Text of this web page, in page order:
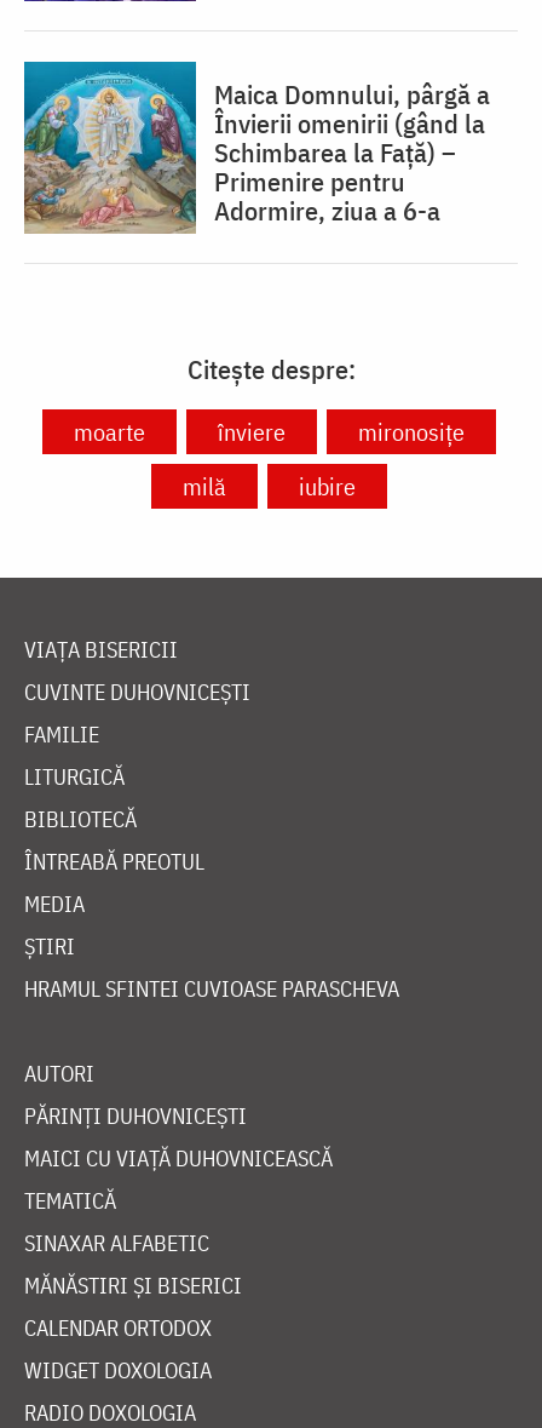
Maica Domnului, pârgă a
Învierii omenirii (gând la
Schimbarea la Față) –
Primenire pentru
Adormire, ziua a 6-a
Citește despre:
moarte înviere
mironosițe
milă
iubire
VIAȚA BISERICII
CUVINTE DUHOVNICEȘTI
FAMILIE
LITURGICĂ
BIBLIOTECĂ
ÎNTREABĂ PREOTUL
MEDIA
ȘTIRI
HRAMUL SFINTEI CUVIOASE PARASCHEVA
AUTORI
PĂRINȚI DUHOVNICEȘTI
MAICI CU VIAȚĂ DUHOVNICEASCĂ
TEMATICĂ
SINAXAR ALFABETIC
MĂNĂSTIRI ȘI BISERICI
CALENDAR ORTODOX
WIDGET DOXOLOGIA
RADIO DOXOLOGIA